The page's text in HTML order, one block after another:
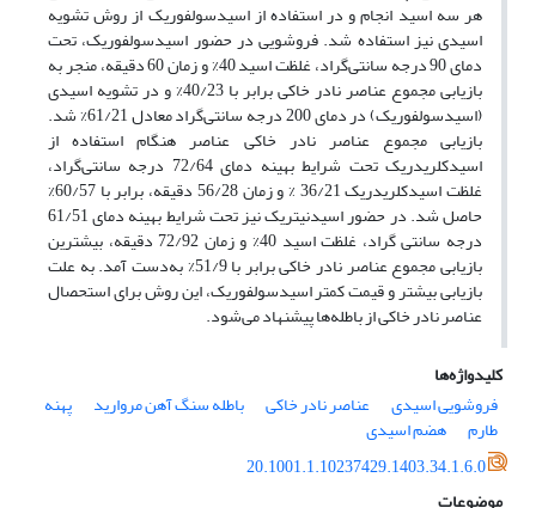
هر سه اسید انجام و در استفاده از اسیدسولفوریک از روش تشویه
اسیدی نیز استفاده شد. فروشویی در حضور اسیدسولفوریک، تحت
دمای 90 درجه سانتی‌گراد، غلظت اسید 40% و زمان 60 دقیقه، منجر به
بازیابی مجموع عناصر نادر خاکی برابر با 40/23% و در تشویه اسیدی
(اسیدسولفوریک) در دمای 200 درجه سانتی‌گراد معادل 61/21% شد.
بازیابی مجموع عناصر نادر خاکی عناصر هنگام استفاده از
اسیدکلریدریک تحت شرایط بهینه دمای 72/64 درجه سانتی‌گراد،
غلظت اسیدکلریدریک 36/21 % و زمان 56/28 دقیقه، برابر با 60/57%
حاصل شد. در حضور اسیدنیتریک نیز تحت شرایط بهینه دمای 61/51
درجه سانتی گراد، غلظت اسید 40% و زمان 72/92 دقیقه، بیشترین
بازیابی مجموع عناصر نادر خاکی برابر با 51/9% به‌دست آمد. به علت
بازیابی بیشتر و قیمت کمتر اسیدسولفوریک، این روش برای استحصال
عناصر نادر خاکی از باطله‌ها پیشنهاد می‌شود.
کلیدواژه‌ها
فروشویی اسیدی
عناصر نادر خاکی باطله سنگ آهن مروارید پهنه
طارم
هضم اسیدی
20.1001.1.10237429.1403.34.1.6.0